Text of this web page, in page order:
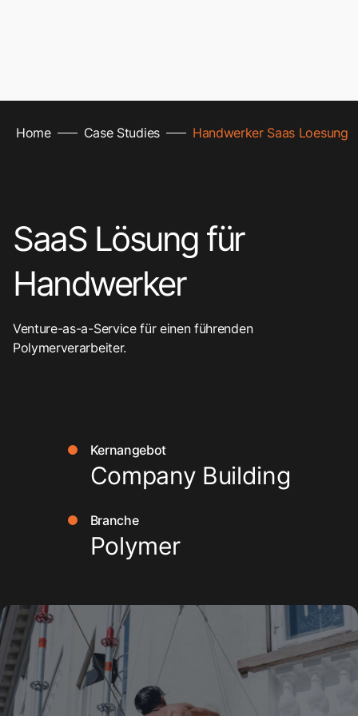
Home Case Studies Handwerker Saas Loesung
SaaS Lösung für
Handwerker
Venture-as-a-Service​ für einen führenden
Polymerverarbeiter.
Kernangebot
Company Building
Branche
Polymer
3
4
5
6
7
8
0
1
2
3
4
5
8
0
1
2
4